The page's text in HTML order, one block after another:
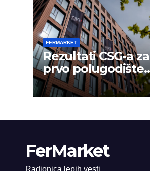
FERMARKET
Rezultati CSG-a za
prvo polugodište
2026.
FerMarket
Radionica lepih vesti